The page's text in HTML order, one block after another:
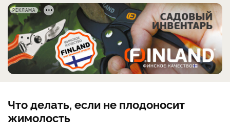
РЕКЛАМА
Что делать, если не плодоносит
жимолость